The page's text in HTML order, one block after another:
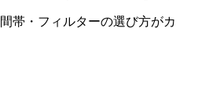
帯・フィルターの選び方がカ